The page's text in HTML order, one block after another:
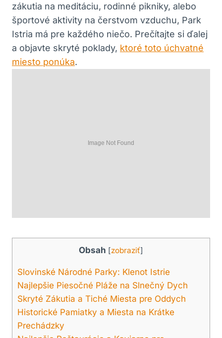
zákutia na meditáciu, rodinné pikniky, alebo
športové aktivity na čerstvom vzduchu, Park
Istria má pre každého niečo. Prečítajte si ďalej
a objavte skryté poklady, ktoré toto úchvatné
miesto ponúka.
Obsah [zobraziť]
Slovinské Národné Parky: Klenot Istrie
Najlepšie Piesočné Pláže na Slnečný Dych
Skryté Zákutia a Tiché Miesta pre Oddych
Historické Pamiatky a Miesta na Krátke
Prechádzky